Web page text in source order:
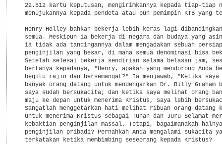
22.512 kartu keputusan, mengirimkannya kepada tiap-tiap
menujukannya kepada pendeta atau pun pemimpin KTB yang
Henry Holley bahkan bekerja lebih keras lagi
semua. Meskipun ia bekerja di negara dan budaya yang
ia tidak ada tandingannya dalam mengadakan sebuah
penginjilan yang besar, di mana semua denominasi bisa
Setelah selesai bekerja sendirian selama belasan jam,
bertanya kepadanya, "Henry, apakah yang mendorong Anda
begitu rajin dan bersemangat?" Ia menjawab, "Ketika saya
banyak orang datang untuk mendengarkan Dr. Billy Graham
saya sudah bersukacita; dan ketika saya melihat orang
maju ke depan untuk menerima Kristus, saya lebih
Sangatlah menggetarkan hati melihat ribuan orang datang
untuk menerima Kristus sebagai Tuhan dan Juru Selamat
kebaktian penginjilan massal. Tetapi, bagaimanakah
penginjilan pribadi? Pernahkah Anda mengalami sukacita
  terkatakan ketika membimbing seseorang kepada Kristus?